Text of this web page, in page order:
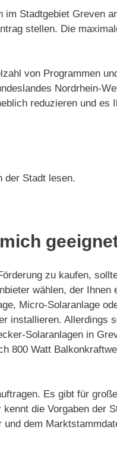
Stadtgebiet Greven
stellen. Die
von Programmen
Nordrhein-
reduzieren und es
der Stadt lesen.
zu kaufen,
wählen, der Ihnen
Micro-Solaranlage
installieren. Allerdings
Solaranlagen in
800 Watt
Es gibt für
die Vorgaben der
dem